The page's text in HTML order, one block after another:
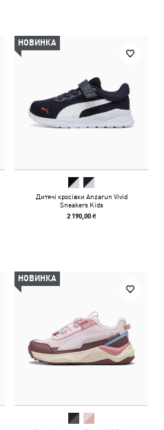
НОВИНКА
Дитячі кросівки Anzarun Vivid
Sneakers Kids
2 190,00 ₴
НОВИНКА